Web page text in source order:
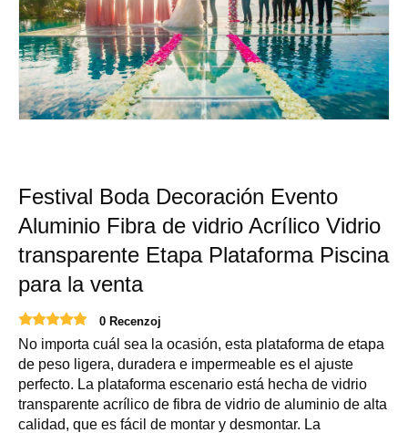
Festival Boda Decoración Evento
Aluminio Fibra de vidrio Acrílico Vidrio
transparente Etapa Plataforma Piscina
para la venta
0 Recenzoj
No importa cuál sea la ocasión, esta plataforma de etapa
de peso ligera, duradera e impermeable es el ajuste
perfecto. La plataforma escenario está hecha de vidrio
transparente acrílico de fibra de vidrio de aluminio de alta
calidad, que es fácil de montar y desmontar. La